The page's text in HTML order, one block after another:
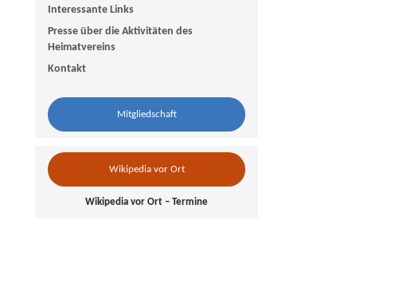
Interessante Links
Presse über die Aktivitäten des
Heimatvereins
Kontakt
Mitgliedschaft
Wikipedia vor Ort
Wikipedia vor Ort – Termine